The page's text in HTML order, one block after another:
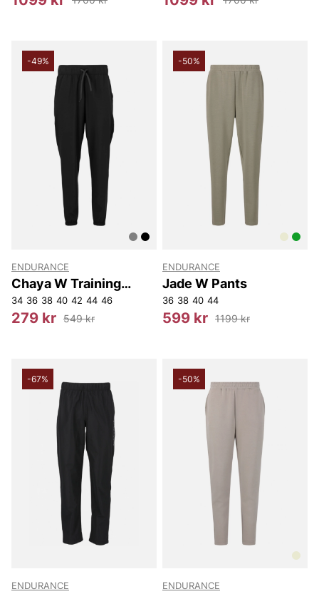
-49%
ENDURANCE
Chaya W Training
Pants
34 36 38 40 42 44 46
279 kr 549 kr
-50%
ENDURANCE
Jade W Pants
36 38 40 44
599 kr 1199 kr
-67%
ENDURANCE
-50%
ENDURANCE